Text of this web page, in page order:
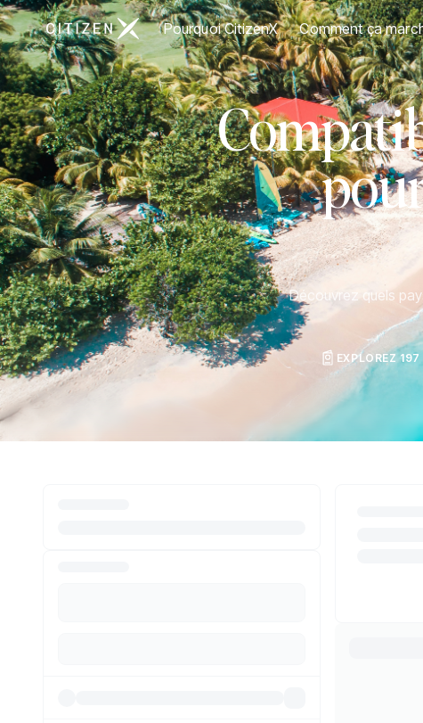
Aller à la page d'accueil de CitizenX
Pourquoi CitizenX Comment ça
Découvrez quels
EXPLOREZ